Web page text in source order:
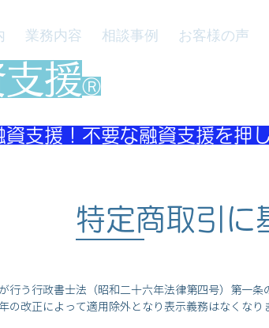
業務内容 相談事例 お客様の声
援Ⓡ
支援！不要な融資支援を押
特定商取引に
行う行政書士法（昭和二十六年法律第四号）第一
の改正によって適用除外となり表示義務はなくな